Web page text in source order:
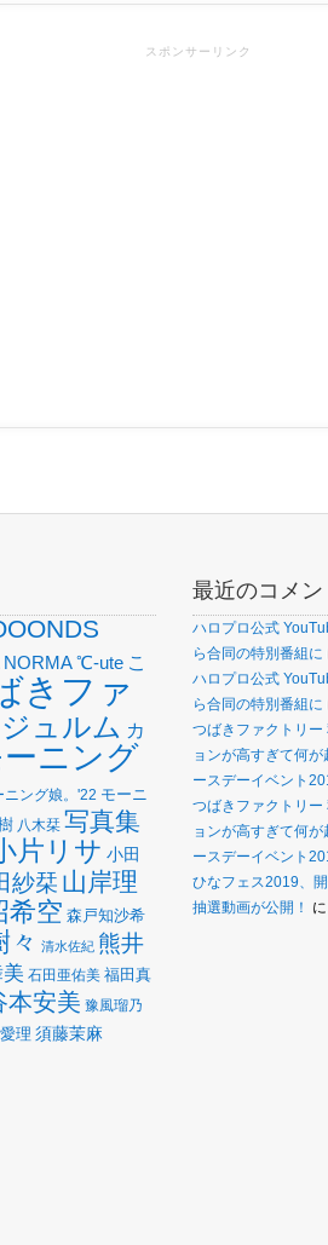
スポンサーリンク
NORMA℃-ute こ
きファ
ュルム カ
ニング
ニング娘。'22 モーニ
八木栞 写真集
片リサ 小田
紗栞 山岸理
希空 森戸知沙希
々 清水佐紀 熊井
石田亜佑美 福田真
本安美 豫風瑠乃
理 須藤茉麻
最近のコメン
ハロプロ公式
ら合同の特別番組に
ハロプロ公式
ら合同の特別番組に
つばきファクトリー
ョンが高すぎて何
ースデーイベント
つばきファクトリー
ョンが高すぎて何
ースデーイベント
ひなフェス2019、
抽選動画が公開！
に